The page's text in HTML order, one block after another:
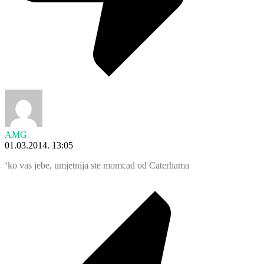
AMG
01.03.2014. 13:05
‘ko vas jebe, umjetnija ste momcad od Caterhama